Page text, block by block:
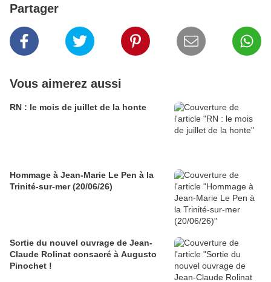
Partager
Vous aimerez aussi
RN : le mois de juillet de la honte
Hommage à Jean-Marie Le Pen à la
Trinité-sur-mer (20/06/26)
Sortie du nouvel ouvrage de Jean-
Claude Rolinat consacré à Augusto
Pinochet !